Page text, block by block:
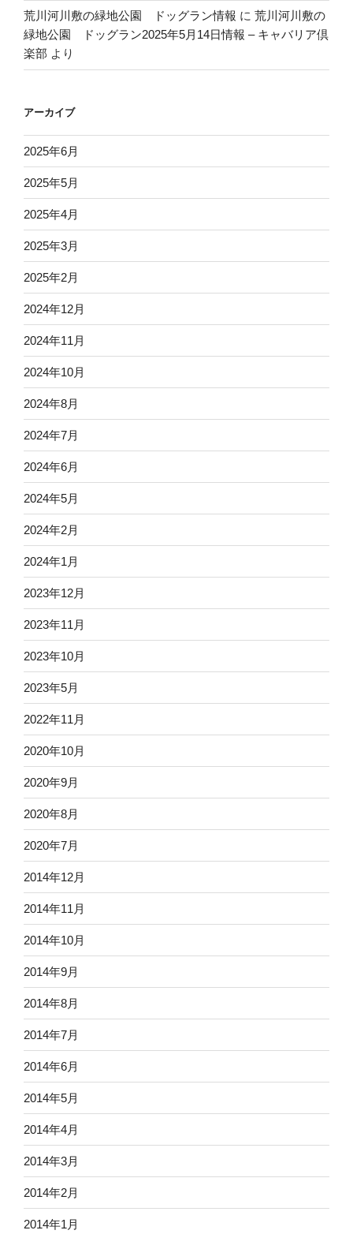
荒川河川敷の緑地公園 ドッグラン情報 に 荒川河川敷の
緑地公園 ドッグラン2025年5月14日情報 – キャバリア倶
楽部 より
アーカイブ
2025年6月
2025年5月
2025年4月
2025年3月
2025年2月
2024年12月
2024年11月
2024年10月
2024年8月
2024年7月
2024年6月
2024年5月
2024年2月
2024年1月
2023年12月
2023年11月
2023年10月
2023年5月
2022年11月
2020年10月
2020年9月
2020年8月
2020年7月
2014年12月
2014年11月
2014年10月
2014年9月
2014年8月
2014年7月
2014年6月
2014年5月
2014年4月
2014年3月
2014年2月
2014年1月